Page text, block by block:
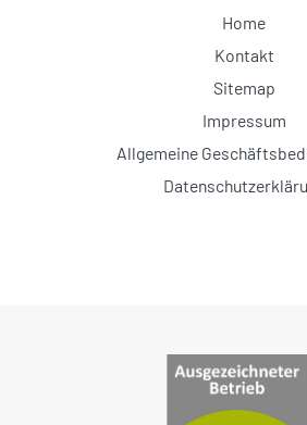
Home
Kontakt
Sitemap
Impressum
Allgemeine